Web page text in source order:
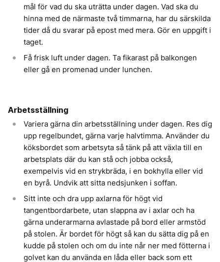
mål för vad du ska uträtta under dagen. Vad ska du
hinna med de närmaste två timmarna, har du särskilda
tider då du svarar på epost med mera. Gör en uppgift i
taget.
Få frisk luft under dagen. Ta fikarast på balkongen
eller gå en promenad under lunchen.
Arbetsställning
Variera gärna din arbetsställning under dagen. Res dig
upp regelbundet, gärna varje halvtimma. Använder du
köksbordet som arbetsyta så tänk på att växla till en
arbetsplats där du kan stå och jobba också,
exempelvis vid en strykbräda, i en bokhylla eller vid
en byrå. Undvik att sitta nedsjunken i soffan.
Sitt inte och dra upp axlarna för högt vid
tangentbordarbete, utan slappna av i axlar och ha
gärna underarmarna avlastade på bord eller armstöd
på stolen. Är bordet för högt så kan du sätta dig på en
kudde på stolen och om du inte når ner med fötterna i
golvet kan du använda en låda eller back som ett